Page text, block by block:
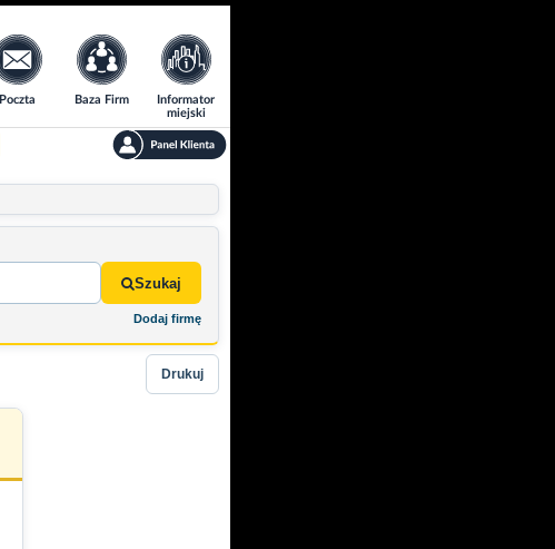
Poczta Baza Firm
Informator
miejski
Szukaj
Dodaj firmę
Drukuj